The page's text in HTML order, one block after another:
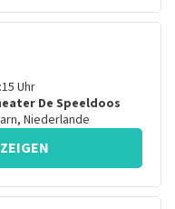
Uhr
De Speeldoos
, Niederlande